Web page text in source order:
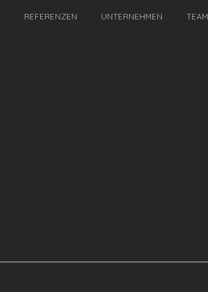
REFERENZEN UNTERNEHMEN TEAM